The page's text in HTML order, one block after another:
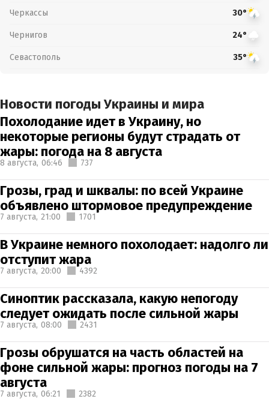
Черкассы 30°
Чернигов 24°
Севастополь 35°
Новости погоды Украины и мира
Похолодание идет в Украину, но
некоторые регионы будут страдать от
жары: погода на 8 августа
8 августа, 06:46 737
Грозы, град и шквалы: по всей Украине
объявлено штормовое предупреждение
7 августа, 21:00 1701
В Украине немного похолодает: надолго ли
отступит жара
7 августа, 20:00 4392
Синоптик рассказала, какую непогоду
следует ожидать после сильной жары
7 августа, 08:00 2431
Грозы обрушатся на часть областей на
фоне сильной жары: прогноз погоды на 7
августа
7 августа, 06:21 2382